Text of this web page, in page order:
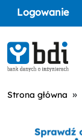
Logowanie
Strona główna »